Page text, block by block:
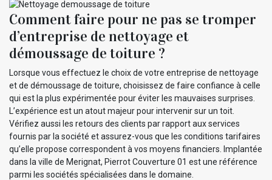
Comment faire pour ne pas se tromper
d’entreprise de nettoyage et
démoussage de toiture ?
Lorsque vous effectuez le choix de votre entreprise de nettoyage
et de démoussage de toiture, choisissez de faire confiance à celle
qui est la plus expérimentée pour éviter les mauvaises surprises.
L’expérience est un atout majeur pour intervenir sur un toit.
Vérifiez aussi les retours des clients par rapport aux services
fournis par la société et assurez-vous que les conditions tarifaires
qu’elle propose correspondent à vos moyens financiers. Implantée
dans la ville de Merignat, Pierrot Couverture 01 est une référence
parmi les sociétés spécialisées dans le domaine.